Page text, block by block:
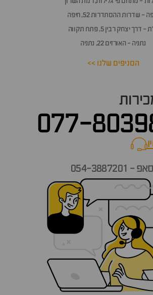
- שדרות ההסתדרות 52, חיפה
- דרך יצחק רבין 5, פתח תקווה
נתניה - האורזים 22, נתניה
הסניפים שלנו >>
077-
call now
3887201